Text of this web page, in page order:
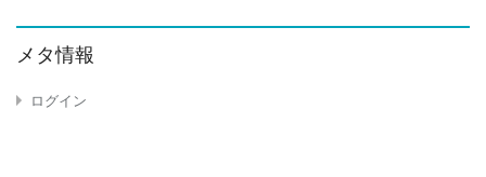
メタ情報
ログイン